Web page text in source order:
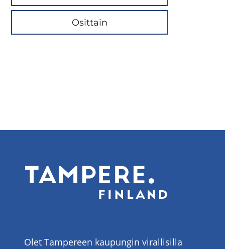
Osittain
Olet Tampereen kaupungin virallisilla